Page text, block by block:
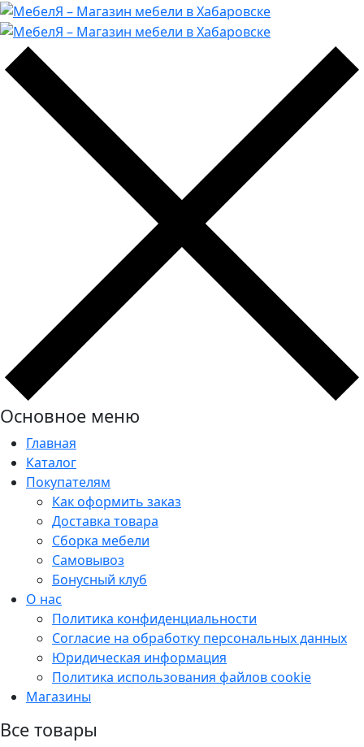
Основное меню
Главная
Каталог
Покупателям
Как оформить заказ
Доставка товара
Сборка мебели
Самовывоз
Бонусный клуб
О нас
Политика конфиденциальности
Согласие на обработку персональных данных
Юридическая информация
Политика использования файлов cookie
Магазины
Все товары